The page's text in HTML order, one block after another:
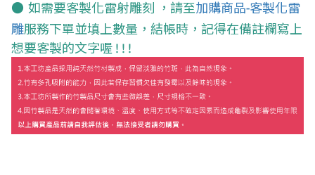
● 如需要客製化雷射雕刻 ，請至加購商品-客製化雷
雕服務下單並填上數量 ， 結帳時，記得在備註欄寫上
想要客製的文字喔 ! ! !